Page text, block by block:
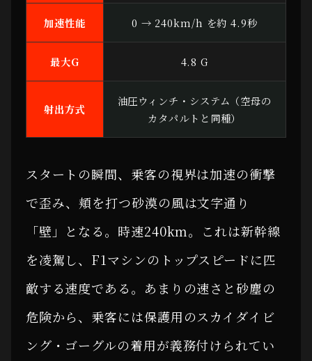
加速性能 0 → 240km/h を約 4.9秒
最大G 4.8 G
射出方式
油圧ウィンチ・システム（空母の
カタパルトと同種）
スタートの瞬間、乗客の視界は加速の衝撃
で歪み、頬を打つ砂漠の風は文字通り
「壁」となる。時速240km。これは新幹線
を凌駕し、F1マシンのトップスピードに匹
敵する速度である。あまりの速さと砂塵の
危険から、乗客には保護用のスカイダイビ
ング・ゴーグルの着用が義務付けられてい